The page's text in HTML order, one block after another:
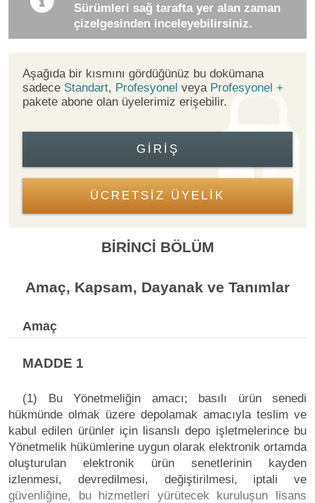
Sürümleri sağ tarafta yer alan zaman
çizelgesinden inceleyebilirsiniz.
Aşağıda bir kısmını gördüğünüz bu dokümana
sadece Standart, Profesyonel veya Profesyonel +
pakete abone olan üyelerimiz erişebilir.
GIRIŞ
ÜCRETSİZ ÜYELİK
BİRİNCİ BÖLÜM
Amaç, Kapsam, Dayanak ve Tanımlar
Amaç
MADDE 1
(1) Bu Yönetmeliğin amacı; basılı ürün senedi
hükmünde olmak üzere depolamak amacıyla teslim ve
kabul edilen ürünler için lisanslı depo işletmelerince bu
Yönetmelik hükümlerine uygun olarak elektronik ortamda
oluşturulan elektronik ürün senetlerinin kayden
izlenmesi, devredilmesi, değiştirilmesi, iptali ve
güvenliğine, bu hizmetleri yürütecek kuruluşun lisans